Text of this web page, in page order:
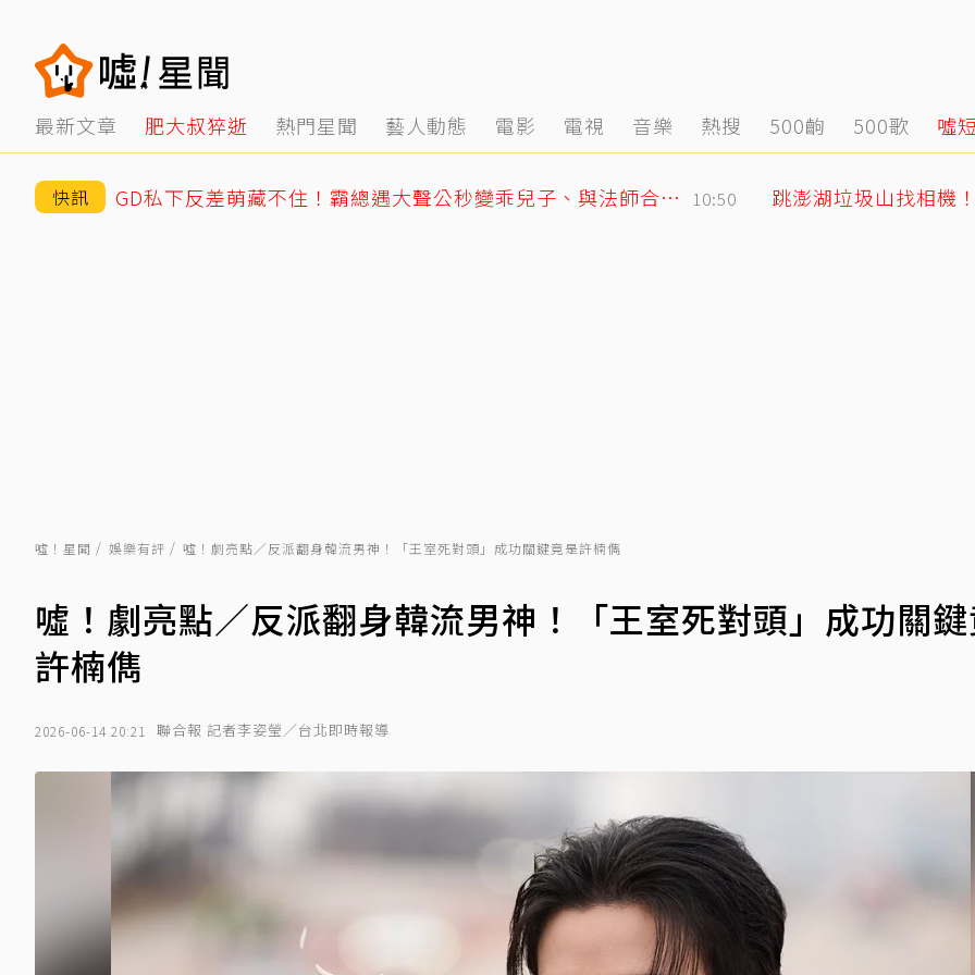
最新文章 肥大叔猝逝 熱門星聞 藝人動態 電影 電視 音樂 熱搜 500齣 500歌 噓
快訊 GD私下反差萌藏不住！霸總遇大聲公秒變乖兒子、與法師合照掀網暴動 10:50 跳澎湖垃圾山找相機
噓！星聞 娛樂有評 噓！劇亮點／反派翻身韓流男神！「王室死對頭」成功關鍵竟是許楠儁
噓！劇亮點／反派翻身韓流男神！「王室死對頭」成功關
許楠儁
2026-06-14 20:21 聯合報 記者李姿瑩／台北即時報導